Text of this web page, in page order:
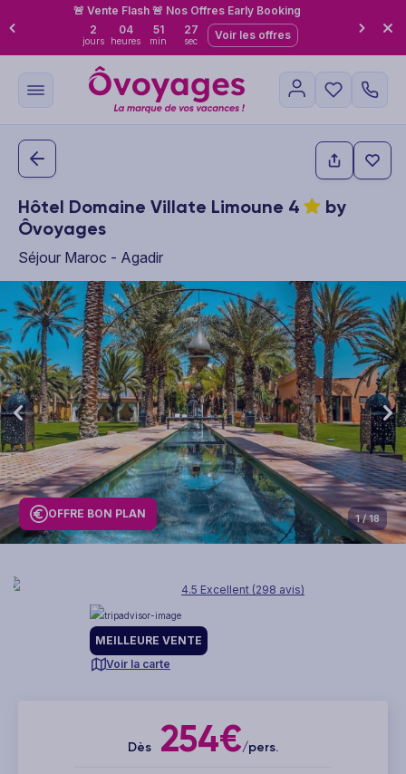
🚨 Vente Flash 🚨 Nos Offres Early Booking
2
jours
04
heures
51
min
26
sec Voir les offres
Hôtel Domaine Villate Limoune 4
by
Ôvoyages
Séjour Maroc - Agadir
This carousel shows one large product image at a time. Use the
OFFRE BON PLAN 1/ 18
4.5 Excellent (298 avis)
MEILLEURE VENTE
Voir la carte
Dès 254€/pers.